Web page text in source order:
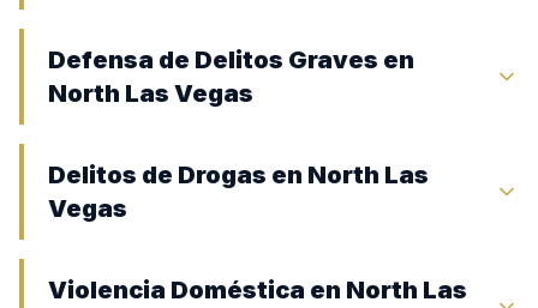
Defensa de Delitos Graves en
North Las Vegas
Delitos de Drogas en North Las
Vegas
Violencia Doméstica en North Las